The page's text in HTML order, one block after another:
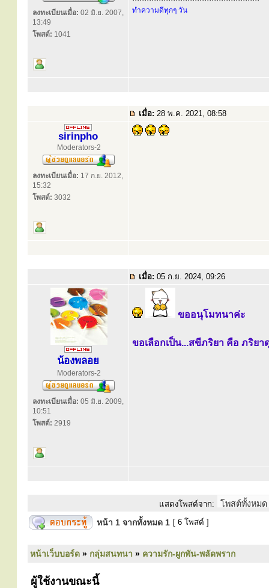
ลงทะเบียนเมื่อ: 02 มิ.ย. 2007,
13:49
โพสต์: 1041
ทำความดีทุกๆ วัน
เมื่อ: 28 พ.ค. 2021, 08:58
sirinpho
Moderators-2
ลงทะเบียนเมื่อ: 17 ก.ย. 2012,
15:32
โพสต์: 3032
เมื่อ: 05 ก.ย. 2024, 09:26
น้องพลอย
Moderators-2
ลงทะเบียนเมื่อ: 05 มิ.ย. 2009,
10:51
โพสต์: 2919
ขออนุโมทนาค่ะ
ขอเลือกเป็น...สขีภริยา คือ ภริยา
แสดงโพสต์จาก:
หน้า 1 จากทั้งหมด 1 [ 6 โพสต์ ]
หน้าเว็บบอร์ด » กลุ่มสนทนา » ความรัก-ผูกพัน-พลัดพราก
ผู้ใช้งานขณะนี้